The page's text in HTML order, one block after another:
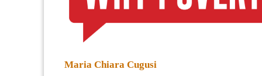
Maria Chiara Cugusi